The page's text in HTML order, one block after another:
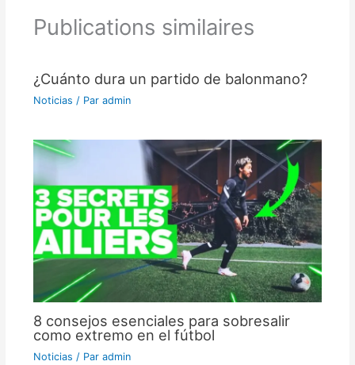
Publications similaires
¿Cuánto dura un partido de balonmano?
Noticias / Par admin
8 consejos esenciales para sobresalir
como extremo en el fútbol
Noticias / Par admin